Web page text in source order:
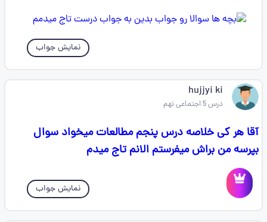
نمایش جواب
hujjyi ki
درس 5 اجتماعی نهم
آقا هر کی خلاصه درس پنجم مطالعات میخواد سوال
بپرسه من براش میفرستم الانم تاج میدم
نمایش جواب